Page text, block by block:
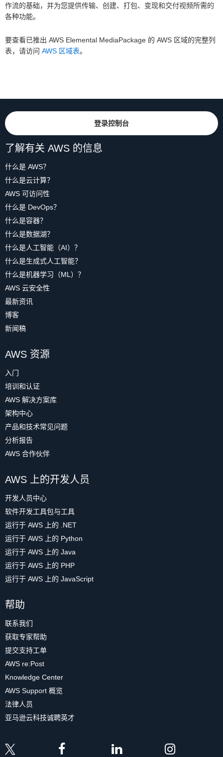
作流的基础，并为您提供传输、创建、打包、变现和交付视频所需的
各种功能。
要查看已推出 AWS Elemental MediaPackage 的 AWS 区域的完整列
表，请访问 AWS 区域表。
登录控制台
了解有关 AWS 的信息
什么是 AWS？
什么是云计算？
AWS 可访问性
什么是 DevOps？
什么是容器？
什么是数据湖？
什么是人工智能（AI）？
什么是生成式人工智能？
什么是机器学习（ML）？
AWS 云安全性
最新资讯
博客
新闻稿
AWS 资源
入门
培训和认证
AWS 解决方案库
架构中心
产品和技术常见问题
分析报告
AWS 合作伙伴
AWS 上的开发人员
开发人员中心
软件开发工具包与工具
运行于 AWS 上的 .NET
运行于 AWS 上的 Python
运行于 AWS 上的 Java
运行于 AWS 上的 PHP
运行于 AWS 上的 JavaScript
帮助
联系我们
获取专家帮助
提交支持工单
AWS re:Post
Knowledge Center
AWS Support 概览
法律人员
亚马逊云科技诚聘英才